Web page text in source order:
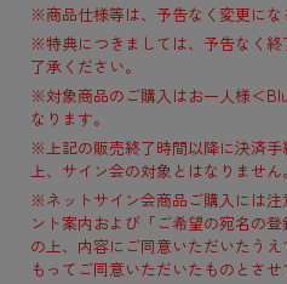
※商品仕様等は、予告なく変更にな
※特典につきましては、予告なく
了承ください。
※対象商品のご購入はお一人様＜
なります。
※上記の販売終了時間以降に決済
上、サイン会の対象とはなりませ
※ネットサイン会商品ご購入には
ント案内および「ご希望の宛名の
の上、内容にご同意いただいたう
もってご同意いただいたものとさせ